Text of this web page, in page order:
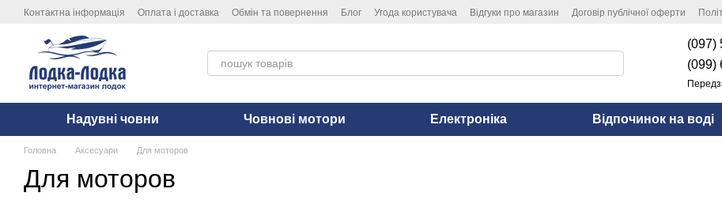
Перейти до основного контенту
Контактна інформація Оплата і доставка Обмін та повернення Блог Угода користувача Відгуки про магазин Договір публічної оферти
(097)
(099)
Надувні човни Човнові мотори Електроніка Відпочинок на воді
Головна Аксесуари Для моторов
Для моторов